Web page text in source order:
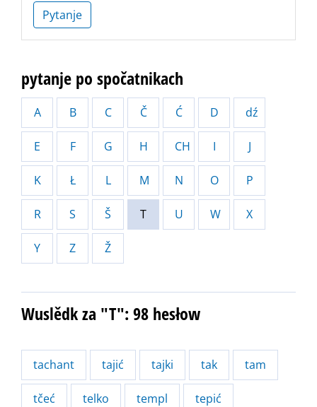
Pytanje
pytanje po spočatnikach
A B C Č Ć D dź
E F G H CH I J
K Ł L M N O P
R S Š T U W X
Y Z Ž
Wuslědk za "T": 98 hesłow
tachant tajić tajki tak tam
tčeć telko templ tepić